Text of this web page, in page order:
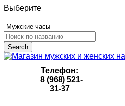
Выберите
Search
Телефон:
8 (968) 521-
31-37